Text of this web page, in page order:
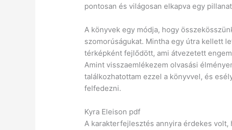
pontosan és világosan elkapva egy
A könyvek egy módja, hogy
szomorúságukat. Mintha egy útra kellett
térképként fejlődött, ami átvezetett
Amint visszaemlékezem olvasási
találkozhatottam ezzel a könyvvel, és
felfedezni.
Kyra Eleison pdf
A karakterfejlesztés annyira érdekes